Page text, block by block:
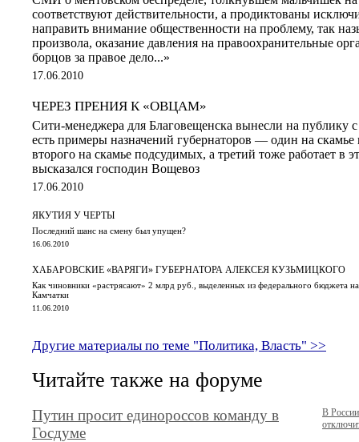
соответствуют действительности, а продиктованы
направить внимание общественности на проблему, так
произвола, оказание давления на правоохранительные
борцов за правое дело...»
17.06.2010
ЧЕРЕЗ ПРЕНИЯ К «ОВЦАМ»
Сити-менеджера для Благовещенска вынесли на публику
есть примеры назначений губернаторов — один на
второго на скамье подсудимых, а третий тоже работает в
высказался господин Вощевоз
17.06.2010
ЯКУТИЯ У ЧЕРТЫ
Последний шанс на смену был упущен?
16.06.2010
ХАБАРОВСКИЕ «ВАРЯГИ» ГУБЕРНАТОРА АЛЕКСЕЯ КУЗЬМИЦКОГО
Как чиновники «растрясают» 2 млрд руб., выделенных из федерального бюджета
Камчатки
11.06.2010
Другие материалы по теме "Политика, Власть" >>
Читайте также на форуме
Путин просит единороссов команду в
Госдуме
В